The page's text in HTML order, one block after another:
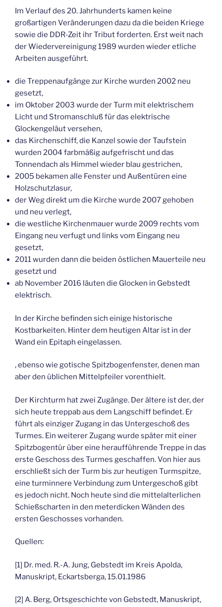
Im Verlauf des 20. Jahrhunderts kamen keine
großartigen Veränderungen dazu da die beiden Kriege
sowie die DDR-Zeit ihr Tribut forderten. Erst weit nach
der Wiedervereinigung 1989 wurden wieder etliche
Arbeiten ausgeführt.
die Treppenaufgänge zur Kirche wurden 2002 neu
gesetzt,
im Oktober 2003 wurde der Turm mit elektrischem
Licht und Stromanschluß für das elektrische
Glockengeläut versehen,
das Kirchenschiff, die Kanzel sowie der Taufstein
wurden 2004 farbmäßig aufgefrischt und das
Tonnendach als Himmel wieder blau gestrichen,
2005 bekamen alle Fenster und Außentüren eine
Holzschutzlasur,
der Weg direkt um die Kirche wurde 2007 gehoben
und neu verlegt,
die westliche Kirchenmauer wurde 2009 rechts vom
Eingang neu verfugt und links vom Eingang neu
gesetzt,
2011 wurden dann die beiden östlichen Mauerteile neu
gesetzt und
ab November 2016 läuten die Glocken in Gebstedt
elektrisch.
In der Kirche befinden sich einige historische
Kostbarkeiten. Hinter dem heutigen Altar ist in der
Wand ein Epitaph eingelassen.
, ebenso wie gotische Spitzbogenfenster, denen man
aber den üblichen Mittelpfeiler vorenthielt.
Der Kirchturm hat zwei Zugänge. Der ältere ist der, der
sich heute treppab aus dem Langschiff befindet. Er
führt als einziger Zugang in das Untergeschoß des
Turmes. Ein weiterer Zugang wurde später mit einer
Spitzbogentür über eine heraufführende Treppe in das
erste Geschoss des Turmes geschaffen. Von hier aus
erschließt sich der Turm bis zur heutigen Turmspitze,
eine turminnere Verbindung zum Untergeschoß gibt
es jedoch nicht. Noch heute sind die mittelalterlichen
Schießscharten in den meterdicken Wänden des
ersten Geschosses vorhanden.
Quellen:
[1] Dr. med. R.-A. Jung, Gebstedt im Kreis Apolda,
Manuskript, Eckartsberga, 15.01.1986
[2] A. Berg, Ortsgeschichte von Gebstedt, Manuskript,